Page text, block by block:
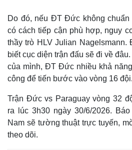
Do đó, nếu ĐT Đức không
có cách tiếp cận phù hợp, nguy
thầy trò HLV Julian
biết cục diện trận đấu sẽ đi về
của mình, ĐT Đức nhiều khả
công để tiến bước vào vòng 16 đội.
Trận Đức vs Paraguay vòng 32
ra lúc 3h30 ngày 30/6/2026.
Nam sẽ tường thuật trực tuyến,
theo dõi.